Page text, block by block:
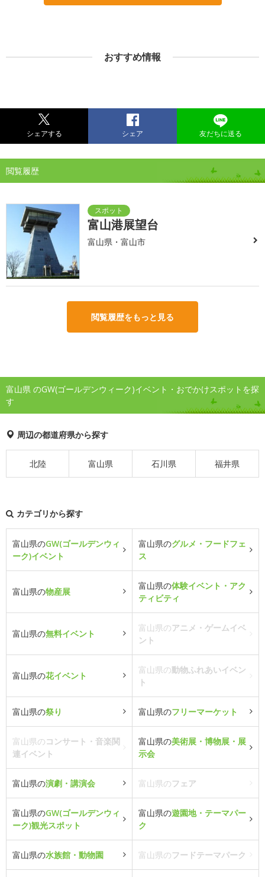
おすすめ情報
シェアする シェア 友だちに送る
閲覧履歴
富山港展望台
富山県・富山市
閲覧履歴をもっと見る
富山県 のGW(ゴールデンウィーク)イベント・おでかけスポットを探
す
周辺の都道府県から探す
北陸 富山県 石川県 福井県
カテゴリから探す
富山県のGW(ゴールデンウィ
ーク)イベント
富山県のグルメ・フードフェ
ス
富山県の物産展
富山県の体験イベント・アク
ティビティ
富山県の無料イベント
富山県のアニメ・ゲームイベ
ント
富山県の花イベント
富山県の動物ふれあいイベン
ト
富山県の祭り 富山県のフリーマーケット
富山県のコンサート・音楽関
連イベント
富山県の美術展・博物展・展
示会
富山県の演劇・講演会 富山県のフェア
富山県のGW(ゴールデンウィ
ーク)観光スポット
富山県の遊園地・テーマパー
ク
富山県の水族館・動物園 富山県のフードテーマパーク